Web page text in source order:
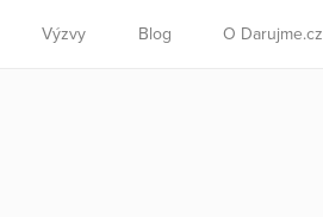
Výzvy Blog O Darujme.cz